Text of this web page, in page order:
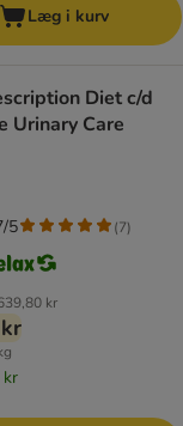
Læg i kurv
Diet c/d
Urinary Care
kr
kr
5 (7)